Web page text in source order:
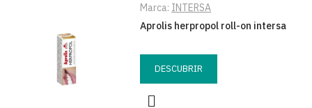
Marca: INTERSA
Aprolis herpropol roll-on intersa
DESCUBRIR